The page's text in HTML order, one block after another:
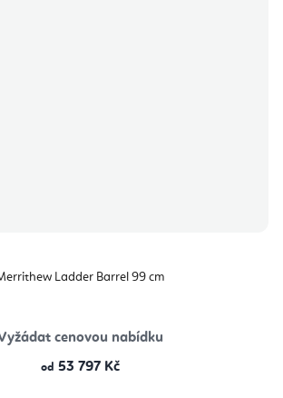
Ladder Barrel 99 cm
cenovou nabídku
od 53 797 Kč